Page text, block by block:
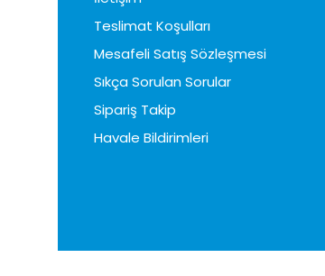
Teslimat Koşulları
Mesafeli Satış Sözleşmesi
Sıkça Sorulan Sorular
Sipariş Takip
Havale Bildirimleri